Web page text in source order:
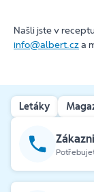
Našli jste v
info@albert.cza
Letáky